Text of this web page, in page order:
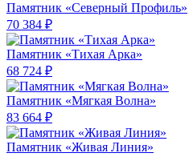
Памятник «Северный Профиль»
70 384 ₽
Памятник «Тихая Арка»
68 724 ₽
Памятник «Мягкая Волна»
83 664 ₽
Памятник «Живая Линия»